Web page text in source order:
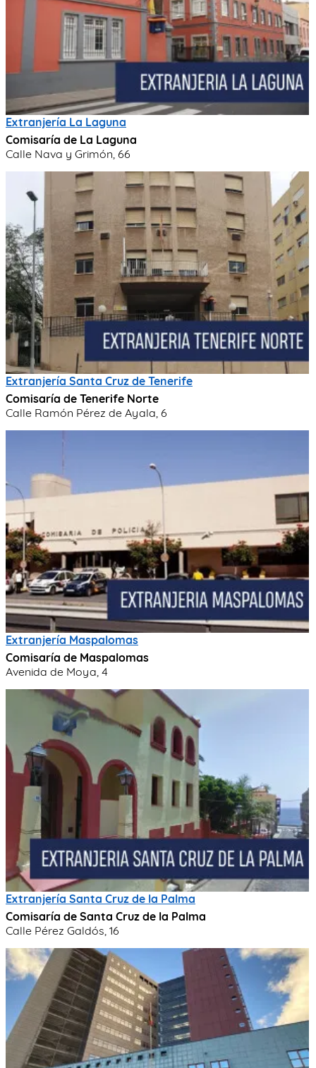
Extranjería La Laguna
Comisaría de La Laguna
Calle Nava y Grimón, 66
Extranjería Santa Cruz de Tenerife
Comisaría de Tenerife Norte
Calle Ramón Pérez de Ayala, 6
Extranjería Maspalomas
Comisaría de Maspalomas
Avenida de Moya, 4
Extranjería Santa Cruz de la Palma
Comisaría de Santa Cruz de la Palma
Calle Pérez Galdós, 16